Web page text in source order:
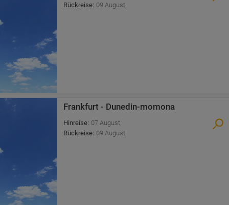
Rückreise: 09 August,
Frankfurt - Dunedin-momona
Hinreise: 07 August,
Rückreise: 09 August,